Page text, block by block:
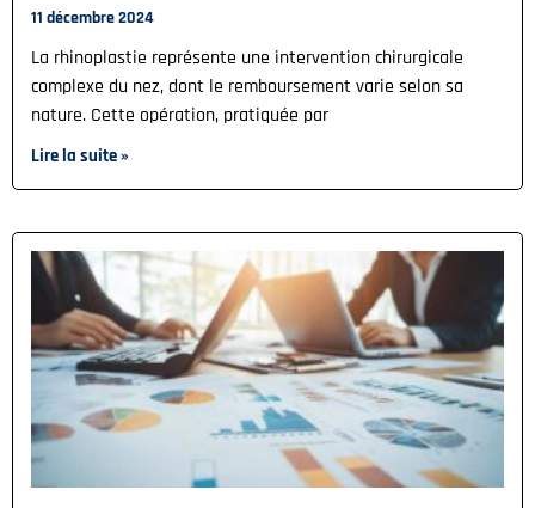
11 décembre 2024
La rhinoplastie représente une intervention chirurgicale
complexe du nez, dont le remboursement varie selon sa
nature. Cette opération, pratiquée par
Lire la suite »